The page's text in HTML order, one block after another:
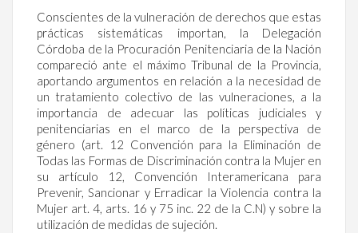
Conscientes de la vulneración de derechos que estas
prácticas sistemáticas importan, la Delegación
Córdoba de la Procuración Penitenciaria de la Nación
compareció ante el máximo Tribunal de la Provincia,
aportando argumentos en relación a la necesidad de
un tratamiento colectivo de las vulneraciones, a la
importancia de adecuar las políticas judiciales y
penitenciarias en el marco de la perspectiva de
género (art. 12 Convención para la Eliminación de
Todas las Formas de Discriminación contra la Mujer en
su artículo 12, Convención Interamericana para
Prevenir, Sancionar y Erradicar la Violencia contra la
Mujer art. 4, arts. 16 y 75 inc. 22 de la C.N) y sobre la
utilización de medidas de sujeción.